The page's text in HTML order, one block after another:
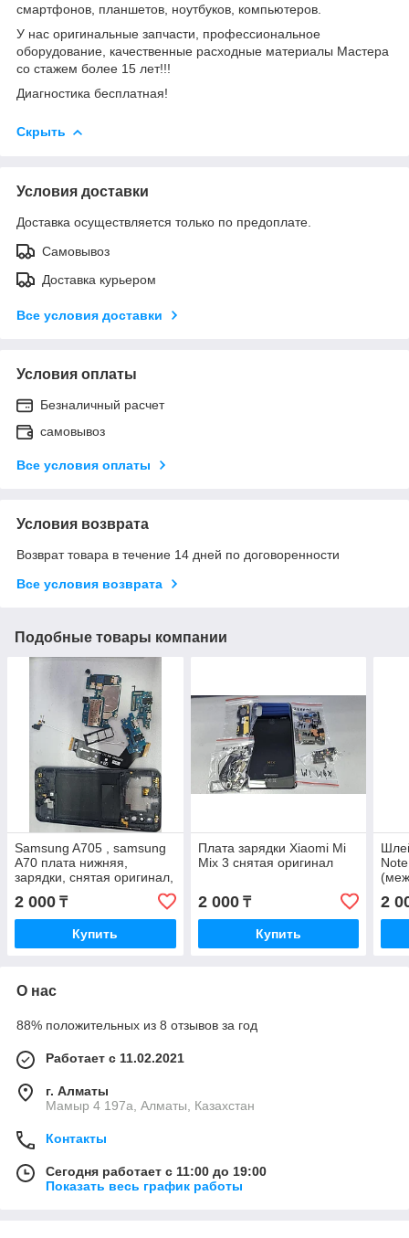
смартфонов, планшетов, ноутбуков, компьютеров.
У нас оригинальные запчасти, профессиональное
оборудование, качественные расходные материалы Мастера
со стажем более 15 лет!!!
Диагностика бесплатная!
Скрыть
Условия доставки
Доставка осуществляется только по предоплате.
Самовывоз
Доставка курьером
Все условия доставки
Условия оплаты
Безналичный расчет
самовывоз
Все условия оплаты
Условия возврата
Возврат товара в течение 14 дней по договоренности
Все условия возврата
Подобные товары компании
Samsung A705 , samsung
A70 плата нижняя,
зарядки, снятая оригинал,
2 000 ₸
Купить
Плата зарядки Xiaomi Mi
Mix 3 снятая оригинал
2 000₸
Купить
2
О нас
88% положительных из 8 отзывов за год
Работает с 11.02.2021
г. Алматы
Мамыр 4 197а, Алматы, Казахстан
Контакты
Сегодня работает с 11:00 до 19:00
Показать весь график работы